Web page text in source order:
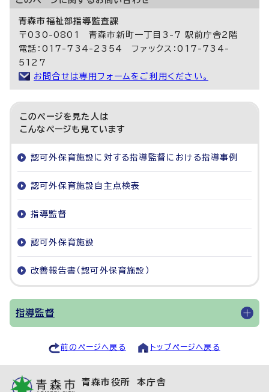
青森市福祉部指導監査課
〒030-0801 青森市新町一丁目3-7 駅前庁舎2階
電話：017-734-2354 ファックス：017-734-
5127
お問合せは専用フォームをご利用ください。
このページを見た人は
こんなページも見ています
認可外保育施設に対する指導監督における指導事例
認可外保育施設自主点検表
指導監督
認可外保育施設
改善報告書（認可外保育施設）
指導監督
前のページへ戻る トップページへ戻る
青森市役所 本庁舎